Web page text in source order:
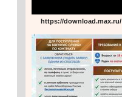
https://download.max.ru/